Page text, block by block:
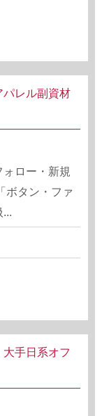
パレル副資材
ロー・新規
ボタン・ファ
...
大手日系オフ